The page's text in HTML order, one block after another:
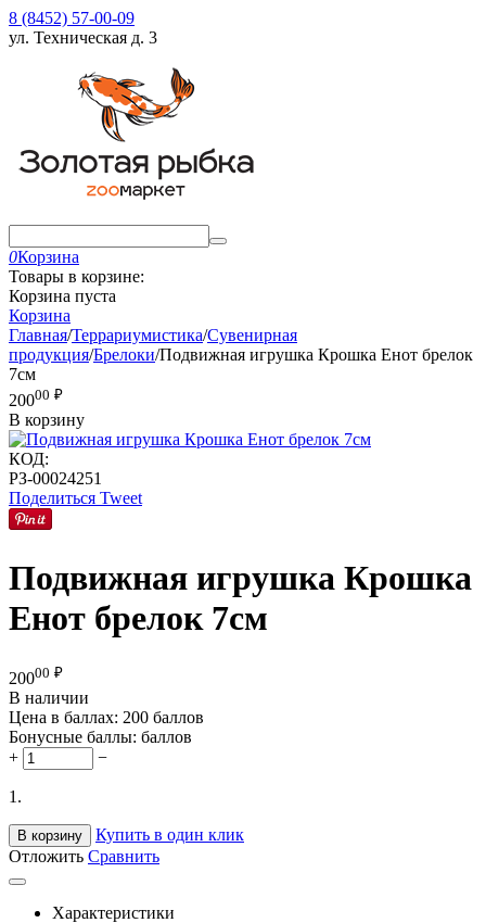
8 (8452) 57-00-09
ул. Техническая д. 3
0Корзина
Товары в корзине:
Корзина пуста
Корзина
Главная/Террариумистика/Сувенирная
продукция/Брелоки/Подвижная игрушка Крошка Енот брелок
7см
20000 ₽
В корзину
КОД:
РЗ-00024251
Поделиться Tweet
Подвижная игрушка Крошка
Енот брелок 7см
20000 ₽
В наличии
Цена в баллах: 200 баллов
Бонусные баллы: баллов
+
−
1.
В корзину
Купить в один клик
Отложить Сравнить
Характеристики